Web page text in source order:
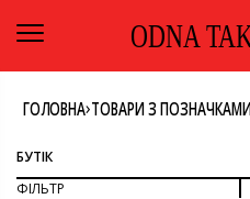
ODNA
ГОЛОВНА›ТОВАРИ З ПОЗНАЧКАМИ
БУТІК
ФІЛЬТР